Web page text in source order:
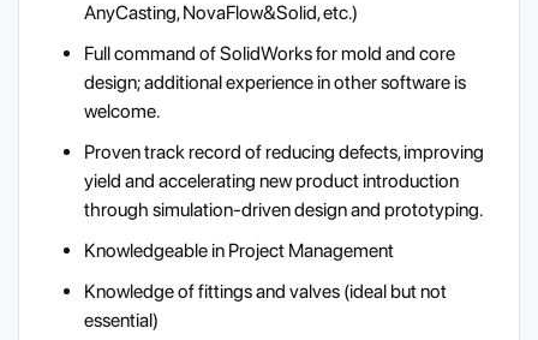
AnyCasting, NovaFlow&Solid, etc.)
Full command of SolidWorks for mold and core
design; additional experience in other software is
welcome.
Proven track record of reducing defects, improving
yield and accelerating new product introduction
through simulation-driven design and prototyping.
Knowledgeable in Project Management
Knowledge of fittings and valves (ideal but not
essential)